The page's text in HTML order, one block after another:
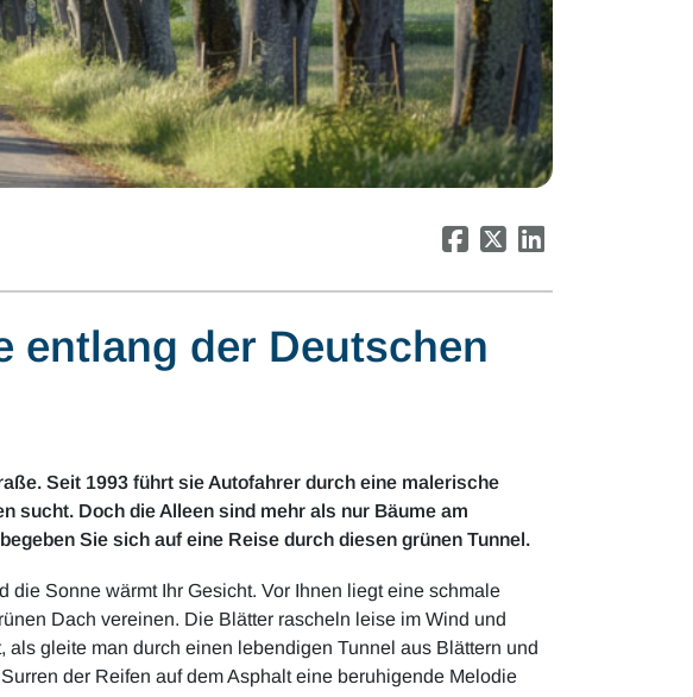
entlang der Deutschen
Seit 1993 führt sie Autofahrer durch eine malerische
sucht. Doch die Alleen sind mehr als nur Bäume am
Sie sich auf eine Reise durch diesen grünen Tunnel.
die Sonne wärmt Ihr Gesicht. Vor Ihnen liegt eine schmale
Dach vereinen. Die Blätter rascheln leise im Wind und
gleite man durch einen lebendigen Tunnel aus Blättern und
der Reifen auf dem Asphalt eine beruhigende Melodie